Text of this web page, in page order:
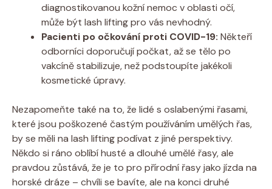
diagnostikovanou kožní nemoc v oblasti očí,
může být lash lifting pro vás nevhodný.
Pacienti po očkování proti COVID-19: Někteří
odborníci doporučují počkat, až se tělo po
vakcíně stabilizuje, než podstoupíte jakékoli
kosmetické úpravy.
Nezapomeňte také na to, že lidé s oslabenými řasami,
které jsou poškozené častým používáním umělých řas,
by se měli na lash lifting podívat z jiné perspektivy.
Někdo si ráno oblíbí husté a dlouhé umělé řasy, ale
pravdou zůstává, že je to pro přírodní řasy jako jízda na
horské dráze – chvíli se bavíte, ale na konci druhé